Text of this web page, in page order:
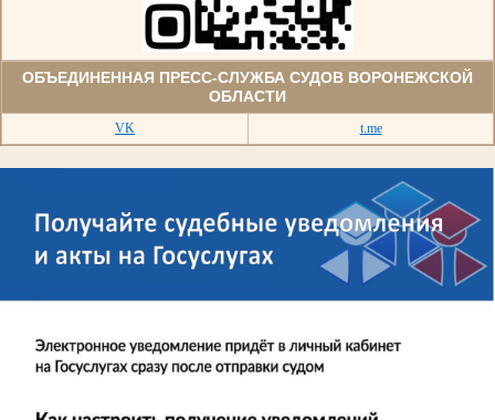
ОБЪЕДИНЕННАЯ ПРЕСС-СЛУЖБА СУДОВ ВОРОНЕЖСКОЙ
ОБЛАСТИ
VK t.me